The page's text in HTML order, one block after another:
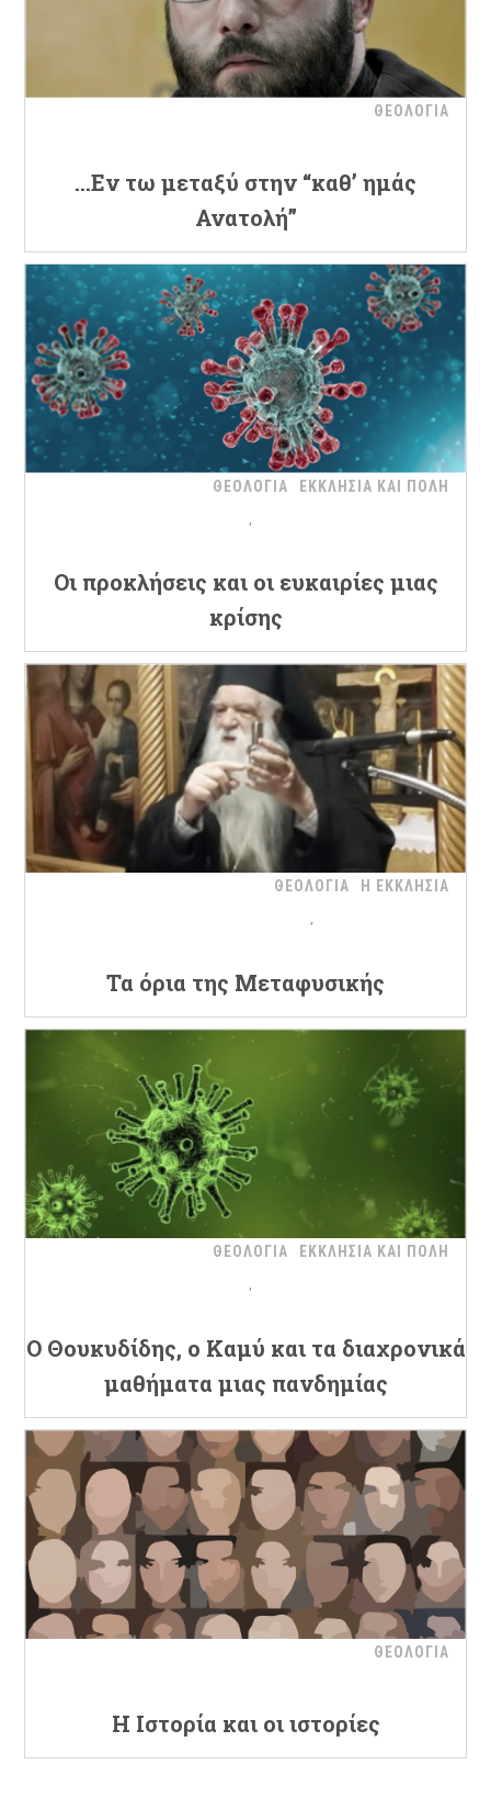
ΘΕΟΛΟΓΙΑ
…Εν τω μεταξύ στην “καθ’ ημάς
Ανατολή”
ΘΕΟΛΟΓΙΑ ΕΚΚΛΗΣΙΑ ΚΑΙ ΠΟΛΗ
Oι προκλήσεις και οι ευκαιρίες μιας
κρίσης
ΘΕΟΛΟΓΙΑ Η ΕΚΚΛΗΣΙΑ
Τα όρια της Μεταφυσικής
ΘΕΟΛΟΓΙΑ ΕΚΚΛΗΣΙΑ ΚΑΙ ΠΟΛΗ
Ο Θουκυδίδης, ο Καμύ και τα διαχρονικά
μαθήματα μιας πανδημίας
ΘΕΟΛΟΓΙΑ
Η Ιστορία και οι ιστορίες